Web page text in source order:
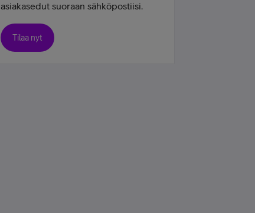
asiakasedut suoraan sähköpostiisi.
Tilaa nyt